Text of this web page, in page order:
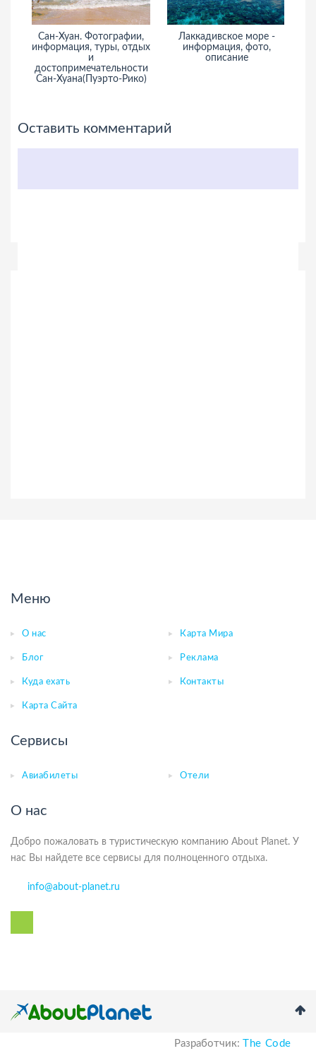
Сан-Хуан. Фотографии,
информация, туры, отдых
и
достопримечательности
Сан-Хуана(Пуэрто-Рико)
Лаккадивское море -
информация, фото,
описание
Оставить комментарий
Меню
О нас Карта Мира
Блог Реклама
Куда ехать Контакты
Карта Сайта
Сервисы
Авиабилеты Отели
О нас
Добро пожаловать в туристическую компанию About Planet. У
нас Вы найдете все сервисы для полноценного отдыха.
info@about-planet.ru
Разработчик: The Code